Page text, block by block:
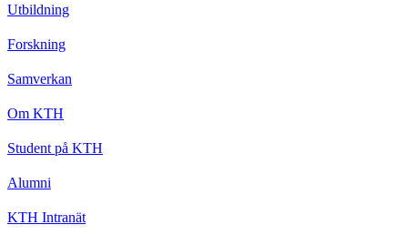
Utbildning
Forskning
Samverkan
Om KTH
Student på KTH
Alumni
KTH Intranät